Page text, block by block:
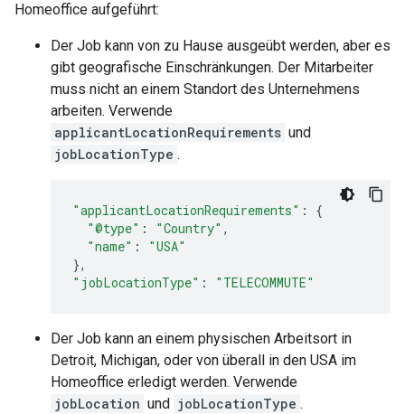
Homeoffice aufgeführt:
Der Job kann von zu Hause ausgeübt werden, aber es
gibt geografische Einschränkungen. Der Mitarbeiter
muss nicht an einem Standort des Unternehmens
arbeiten. Verwende
applicantLocationRequirements und
jobLocationType .
"applicantLocationRequirements" :
{
"@type" : "Country" ,
"name" :
"USA"
},
"jobLocationType" : "TELECOMMUTE"
Der Job kann an einem physischen Arbeitsort in
Detroit, Michigan, oder von überall in den USA im
Homeoffice erledigt werden. Verwende
jobLocation und jobLocationType .